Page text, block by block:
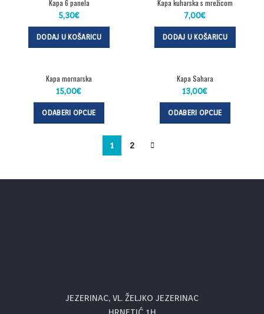
Kapa 6 panela
5,30€
DODAJ U KOŠARICU
Kapa kuharska s mrežicom
7,00€
DODAJ U KOŠARICU
Kapa mornarska
15,00€
ODABERI OPCIJE
Kapa Sahara
13,00€
ODABERI OPCIJE
1 2
JEZERINAC, VL. ŽELJKO JEZERINAC